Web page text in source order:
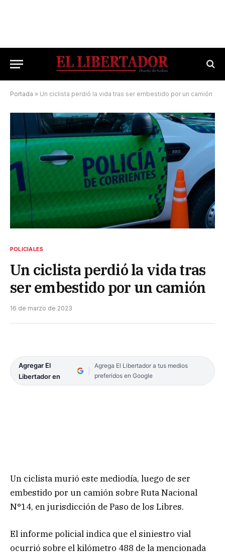
Portada » Un ciclista perdió la vida tras ser embestido por un camión
POLICIALES
Un ciclista perdió la vida tras
ser embestido por un camión
16 de marzo de 2023
Agregar El
Libertador en
Agrega El Libertador a tus medios
preferidos en Google
Un ciclista murió este mediodía, luego de ser
embestido por un camión sobre Ruta Nacional
N°14, en jurisdicción de Paso de los Libres.
El informe policial indica que el siniestro vial
ocurrió sobre el kilómetro 488 de la mencionada